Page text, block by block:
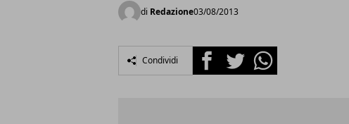
di Redazione03/08/2013
Condividi FacebookTwitterWhatsapp